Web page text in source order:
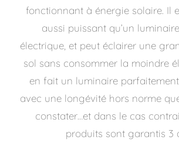
fonctionnant à énergie solaire. Il
aussi puissant qu’un
électrique, et peut éclairer une
sol sans consommer la moindre
en fait un luminaire
avec une longévité hors norme
constater…et dans le cas
produits sont garantis 3